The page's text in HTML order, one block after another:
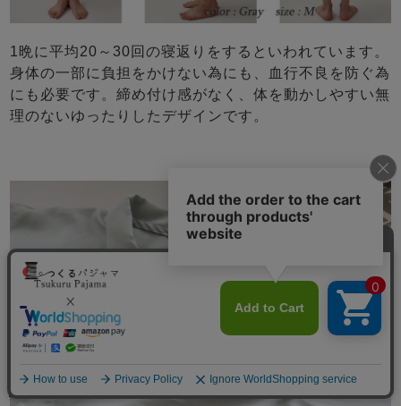
メニュー
1晩に平均20～30回の寝返りをするといわれています。
身体の一部に負担をかけない為にも、血行不良を防ぐ為
にも必要です。締め付け感がなく、体を動かしやすい無
理のないゆったりしたデザインです。